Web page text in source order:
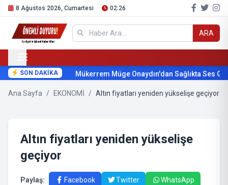
8 Ağustos 2026, Cumartesi 02:26
ARA
SON DAKİKA Mükerrem Müge Onaydın'dan Sağlıkta Ses
Ana Sayfa / EKONOMİ / Altın fiyatları yeniden yükselişe geçiyor
Altın fiyatları yeniden yükselişe
geçiyor
Paylaş: Facebook Twitter WhatsApp